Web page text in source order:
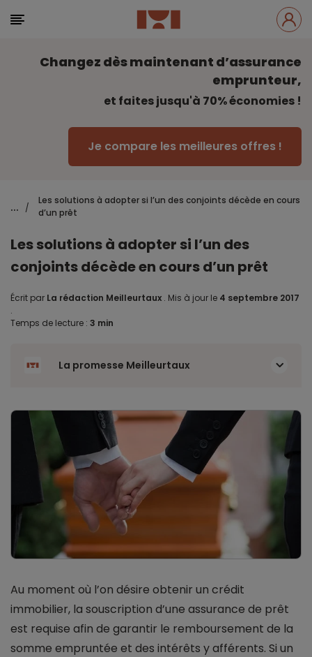
Changez dès maintenant d’assurance
emprunteur,
et faites jusqu'à 70% économies !
Je compare les meilleures offres !
... /
Les solutions à adopter si l’un des conjoints décède en cours
d’un prêt
Les solutions à adopter si l’un des
conjoints décède en cours d’un prêt
Écrit par La rédaction Meilleurtaux . Mis à jour le 4 septembre 2017
.
Temps de lecture : 3 min
La promesse Meilleurtaux
Au moment où l’on désire obtenir un crédit
immobilier, la souscription d’une assurance de prêt
est requise afin de garantir le remboursement de la
somme empruntée et des intérêts y afférents. Si un